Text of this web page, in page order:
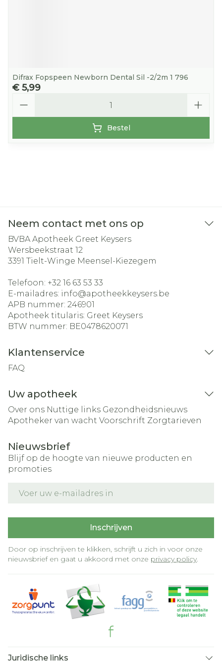
Difrax Fopspeen Newborn Dental Sil -2/2m 1 796
€ 5,99
Bestel
Neem contact met ons op
BVBA Apotheek Greet Keysers
Wersbeekstraat 12
3391 Tielt-Winge Meensel-Kiezegem
Telefoon: +32 16 63 53 33
E-mailadres: info@apotheekkeysers.be
APB nummer: 246901
Apotheek titularis: Greet Keysers
BTW nummer: BE0478620071
Klantenservice
FAQ
Uw apotheek
Over ons Nuttige links Gezondheidsnieuws
Apotheker van wacht Voorschrift Zorgtarieven
Nieuwsbrief
Blijf op de hoogte van nieuwe producten en
promoties
Inschrijven
Door op inschrijven te klikken, schrijft u zich in voor onze
nieuwsbrief en gaat u akkoord met onze privacy policy.
Juridische links